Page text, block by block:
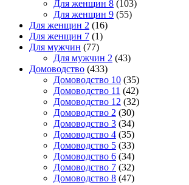
Для женщин 8 (103)
Для женщин 9 (55)
Для женщин 2 (16)
Для женщин 7 (1)
Для мужчин (77)
Для мужчин 2 (43)
Домоводство (433)
Домоводство 10 (35)
Домоводство 11 (42)
Домоводство 12 (32)
Домоводство 2 (30)
Домоводство 3 (34)
Домоводство 4 (35)
Домоводство 5 (33)
Домоводство 6 (34)
Домоводство 7 (32)
Домоводство 8 (47)